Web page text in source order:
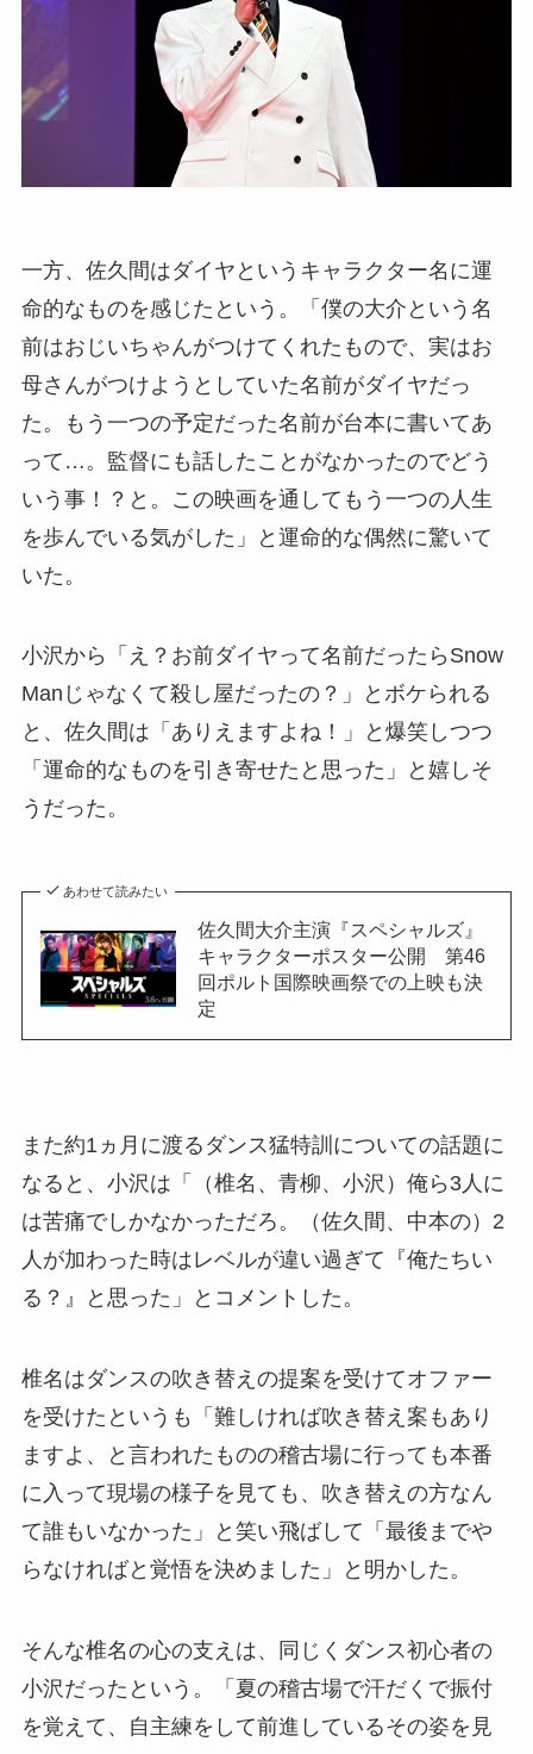
一方、佐久間はダイヤというキャラクター名に運
命的なものを感じたという。「僕の大介という名
前はおじいちゃんがつけてくれたもので、実はお
母さんがつけようとしていた名前がダイヤだっ
た。もう一つの予定だった名前が台本に書いてあ
って…。監督にも話したことがなかったのでどう
いう事！？と。この映画を通してもう一つの人生
を歩んでいる気がした」と運命的な偶然に驚いて
いた。
小沢から「え？お前ダイヤって名前だったらSnow
Manじゃなくて殺し屋だったの？」とボケられる
と、佐久間は「ありえますよね！」と爆笑しつつ
「運命的なものを引き寄せたと思った」と嬉しそ
うだった。
あわせて読みたい
佐久間大介主演『スペシャルズ』
キャラクターポスター公開 第46
回ポルト国際映画祭での上映も決
定
また約1ヵ月に渡るダンス猛特訓についての話題に
なると、小沢は「（椎名、青柳、小沢）俺ら3人に
は苦痛でしかなかっただろ。（佐久間、中本の）2
人が加わった時はレベルが違い過ぎて『俺たちい
る？』と思った」とコメントした。
椎名はダンスの吹き替えの提案を受けてオファー
を受けたというも「難しければ吹き替え案もあり
ますよ、と言われたものの稽古場に行っても本番
に入って現場の様子を見ても、吹き替えの方なん
て誰もいなかった」と笑い飛ばして「最後までや
らなければと覚悟を決めました」と明かした。
そんな椎名の心の支えは、同じくダンス初心者の
小沢だったという。「夏の稽古場で汗だくで振付
を覚えて、自主練をして前進しているその姿を見